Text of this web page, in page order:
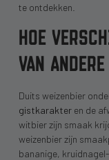
te ontdekken.
HOE
VAN
Duits weizenbier
gistkarakteren de
witbier zijn smaak
weizenbier zijn
bananige,